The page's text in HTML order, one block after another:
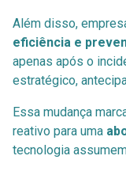
Além disso,
eficiência e
apenas após o
estratégico,
Essa mudança
reativo para uma
tecnologia